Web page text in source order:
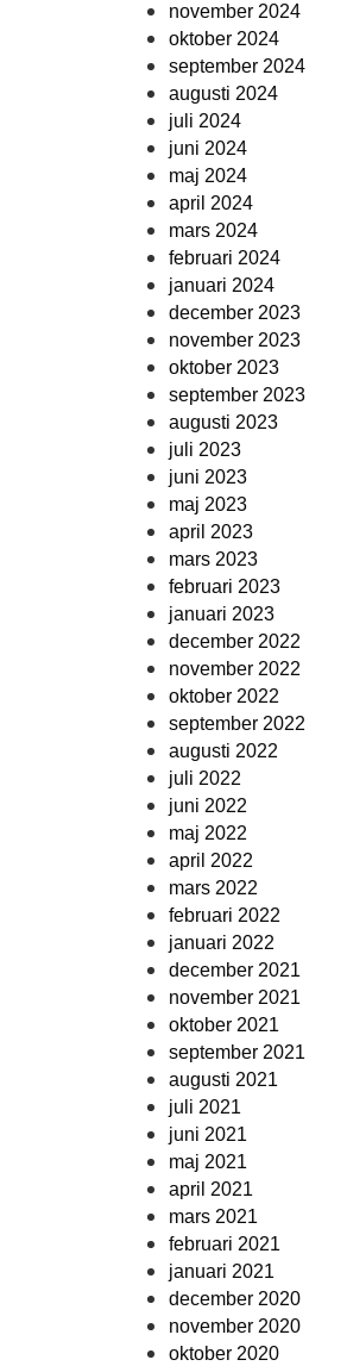
november 2024
oktober 2024
september 2024
augusti 2024
juli 2024
juni 2024
maj 2024
april 2024
mars 2024
februari 2024
januari 2024
december 2023
november 2023
oktober 2023
september 2023
augusti 2023
juli 2023
juni 2023
maj 2023
april 2023
mars 2023
februari 2023
januari 2023
december 2022
november 2022
oktober 2022
september 2022
augusti 2022
juli 2022
juni 2022
maj 2022
april 2022
mars 2022
februari 2022
januari 2022
december 2021
november 2021
oktober 2021
september 2021
augusti 2021
juli 2021
juni 2021
maj 2021
april 2021
mars 2021
februari 2021
januari 2021
december 2020
november 2020
oktober 2020